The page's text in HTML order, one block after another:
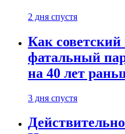
2 дня спустя
Как
фатальный
на 40 лет
3 дня спустя